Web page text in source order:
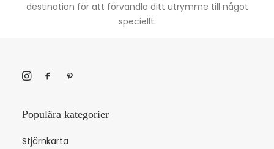
destination för att förvandla ditt utrymme till något
speciellt.
Populära kategorier
Stjärnkarta